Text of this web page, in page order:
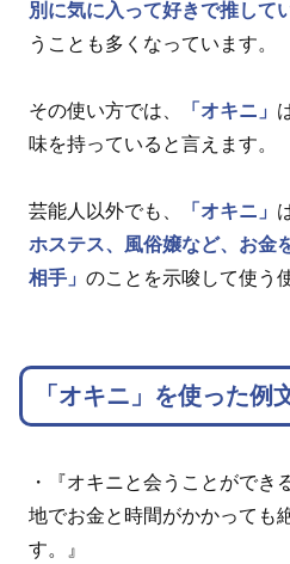
別に気に入って好きで推して
うことも多くなっています。
その使い方では、 「オキニ」
味を持っていると言えます。
芸能人以外でも、 「オキニ」
ホステス、風俗嬢など、お金
相手」 のことを示唆して使う
「オキニ」を使った例
・『オキニと会うことができ
地でお金と時間がかかっても
す。』